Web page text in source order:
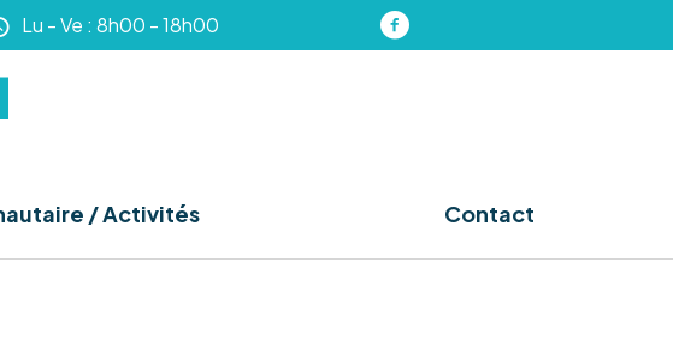
Lu - Ve : 8h00 - 18h00
/ Activités Contact